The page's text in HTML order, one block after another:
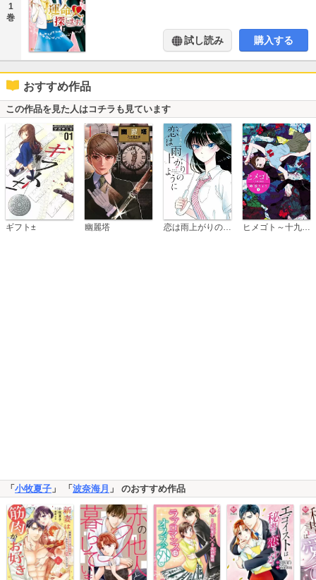
1
巻
試し読み 購入する
おすすめ作品
この作品を見た人はコチラも見ています
ギフト± 幽麗塔 ヒメゴト～十九歳の制服～
「小牧夏子 」 「波奈海月 」 のおすすめ作品